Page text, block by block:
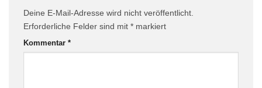
Deine E-Mail-Adresse wird nicht veröffentlicht.
Erforderliche Felder sind mit * markiert
Kommentar *